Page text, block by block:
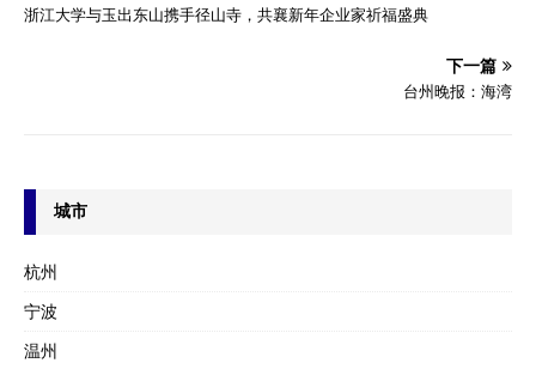
浙江大学与玉出东山携手径山寺，共襄新年企业家祈福盛典
下一篇
台州晚报：海湾
城市
杭州
宁波
温州